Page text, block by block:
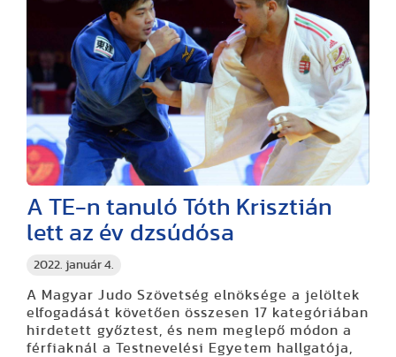
2022. január 4.
A TE-n tanuló Tóth Krisztián
lett az év dzsúdósa
A Magyar Judo Szövetség elnöksége a jelöltek
elfogadását követően összesen 17 kategóriában
hirdetett győztest, és nem meglepő módon a
férfiaknál a Testnevelési Egyetem hallgatója,